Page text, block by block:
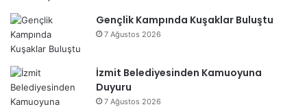
Gençlik Kampında Kuşaklar Buluştu
7 Ağustos 2026
İzmit Belediyesinden Kamuoyuna
Duyuru
7 Ağustos 2026